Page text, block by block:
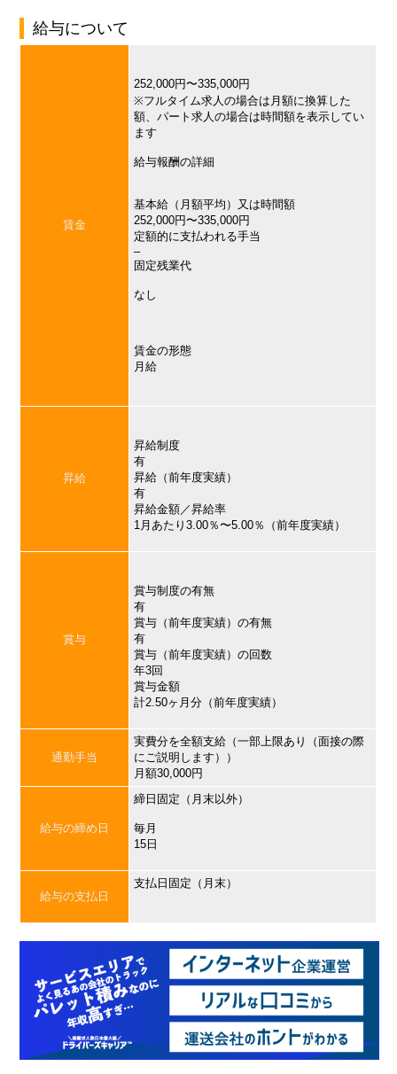
給与について
賃金
252,000円〜335,000円
※フルタイム求人の場合は月額に換算した
額、パート求人の場合は時間額を表示してい
ます
給与報酬の詳細
基本給（月額平均）又は時間額
252,000円〜335,000円
定額的に支払われる手当
–
固定残業代
なし
賃金の形態
月給
昇給
昇給制度
有
昇給（前年度実績）
有
昇給金額／昇給率
1月あたり3.00％〜5.00％（前年度実績）
賞与
賞与制度の有無
有
賞与（前年度実績）の有無
有
賞与（前年度実績）の回数
年3回
賞与金額
計2.50ヶ月分（前年度実績）
通勤手当
実費分を全額支給（一部上限あり（面接の際
にご説明します））
月額30,000円
給与の締め日
締日固定（月末以外）
毎月
15日
給与の支払日
支払日固定（月末）